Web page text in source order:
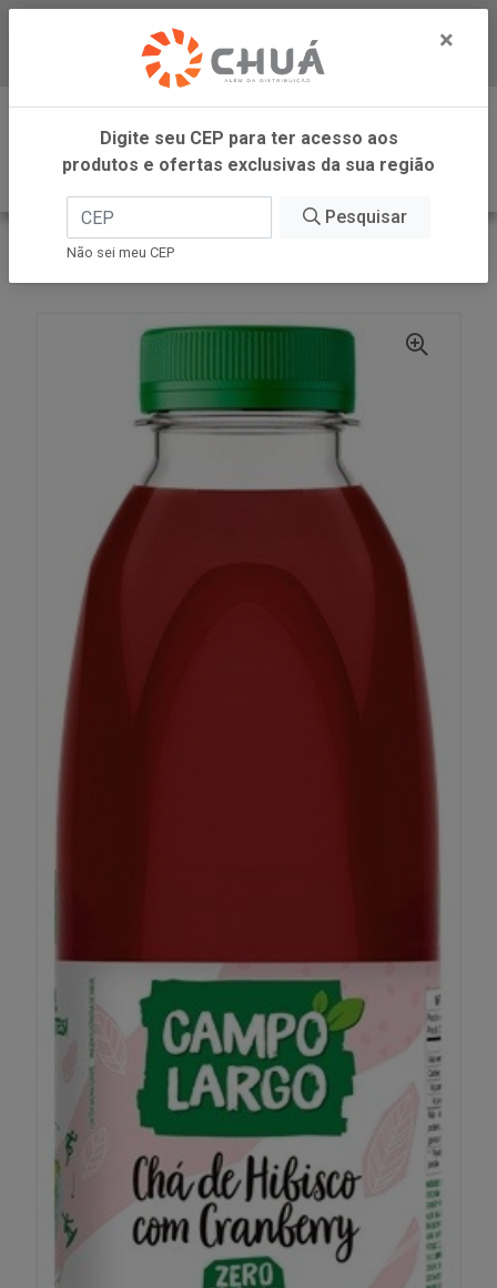
Baixe já nosso APP
0
INÍCIO
ZANLORENZI
×
Digite seu CEP para ter acesso aos
produtos e ofertas exclusivas da sua região
Pesquisar
Não sei meu CEP